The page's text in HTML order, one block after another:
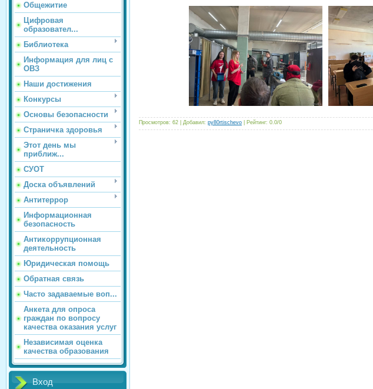
Общежитие
Цифровая
образовател...
Библиотека
Информация для лиц с
ОВЗ
Наши достижения
Конкурсы
Основы безопасности
Страничка здоровья
Этот день мы
приближ...
СУОТ
Доска объявлений
Антитеррор
Информационная
безопасность
Антикоррупционная
деятельность
Юридическая помощь
Обратная связь
Часто задаваемые воп...
Анкета для опроса
граждан по вопросу
качества оказания услуг
Независимая оценка
качества образования
Вход
Просмотров: 62 Добавил: py80rtischevo Рейтинг: 0.0/0